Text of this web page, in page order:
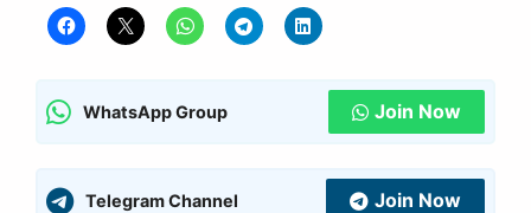
WhatsApp Group Join Now
Telegram Channel Join Now